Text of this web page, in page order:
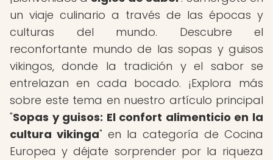
un viaje culinario a través de las épocas y
culturas del mundo. Descubre el
reconfortante mundo de las sopas y guisos
vikingos, donde la tradición y el sabor se
entrelazan en cada bocado. ¡Explora más
sobre este tema en nuestro artículo principal
"Sopas y guisos: El confort alimenticio en la
cultura vikinga" en la categoría de Cocina
Europea y déjate sorprender por la riqueza